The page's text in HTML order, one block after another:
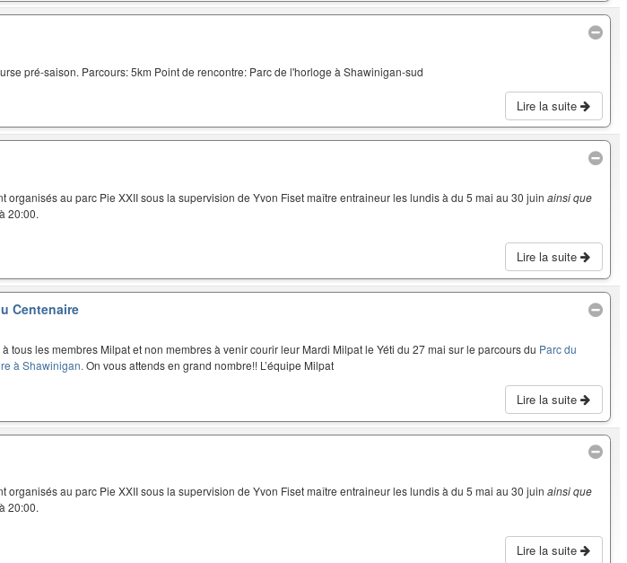
pré-saison. Parcours: 5km Point de rencontre: Parc de l'horloge à Shawinigan-sud
Lire la suite
organisés au parc Pie XXII sous la supervision de Yvon Fiset maître entraineur les lundis à du 5 mai au 30 juin ainsi que
20:00.
Lire la suite
Centenaire
à tous les membres Milpat et non membres à venir courir leur Mardi Milpat le Yéti du 27 mai sur le parcours du Parc du
à Shawinigan. On vous attends en grand nombre!! L’équipe Milpat
Lire la suite
organisés au parc Pie XXII sous la supervision de Yvon Fiset maître entraineur les lundis à du 5 mai au 30 juin ainsi que
20:00.
Lire la suite